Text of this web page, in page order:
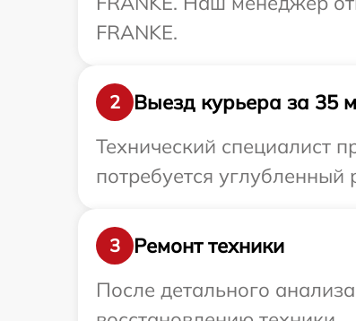
FRANKE.
2
Выезд курьера за 35
Технический специалист
потребуется углубленный
3
Ремонт техники
После детального